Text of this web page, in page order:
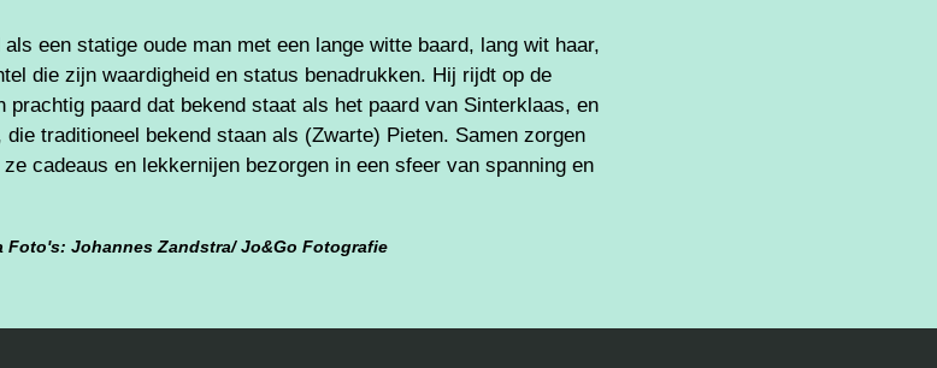
een statige oude man met een lange witte baard, lang wit haar,
die zijn waardigheid en status benadrukken. Hij rijdt op de
paard dat bekend staat als het paard van Sinterklaas, en
traditioneel bekend staan als (Zwarte) Pieten. Samen zorgen
cadeaus en lekkernijen bezorgen in een sfeer van spanning en
Foto's: Johannes Zandstra/ Jo&Go Fotografie